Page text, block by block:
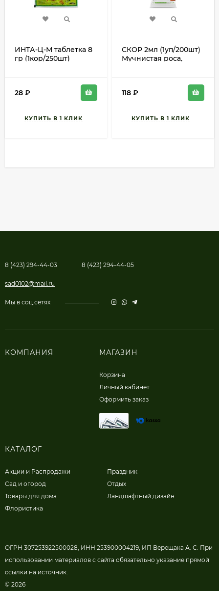
ИНТА-Ц-М таблетка 8
гр (1кор/250шт)
28 ₽
СКОР 2мл (1уп/200шт)
Мучнистая роса,
118 ₽
8 (423) 294-44-03 8 (423) 294-44-05
sad0102@mail.ru
Мы в соц.сетях
КОМПАНИЯ МАГАЗИН
Корзина
Личный кабинет
Оформить заказ
КАТАЛОГ
Акции и Распродажи
Сад и огород
Товары для дома
Флористика
Праздник
Отдых
Ландшафтный дизайн
ОГРН 307253922500028, ИНН 253900004219, ИП Верещака А. С. При
использовании материалов с сайта обязательно указание прямой
ссылки на источник.
© 2026